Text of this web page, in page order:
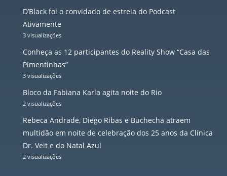
D’Black foi o convidado de estreia do Podcast
Ativamente
3 visualizações
Conheça as 12 participantes do Reality Show “Casa das
Pimentinhas”
3 visualizações
Bloco da Fabiana Karla agita noite do Rio
2 visualizações
Rebeca Andrade, Diego Ribas e Buchecha atraem
multidão em noite de celebração dos 25 anos da Clínica
Dr. Veit e do Natal Azul
2 visualizações